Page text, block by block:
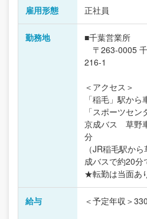
雇用形態 正社員
勤務地
■千葉営業所
〒263-0005
216-1
＜アクセス＞
「稲毛」駅から
「スポーツセ
京成バス 草野
分
（JR稲毛駅か
成バスで約20分
★転勤は当面あ
給与 ＜予定年収＞